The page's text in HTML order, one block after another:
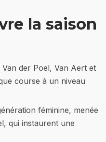
la saison
der Poel, Van Aert et
course à un niveau
féminine, menée
qui instaurent une